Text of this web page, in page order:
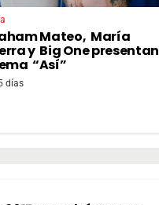
Mateo, María
y Big One presentan
“Así”
días